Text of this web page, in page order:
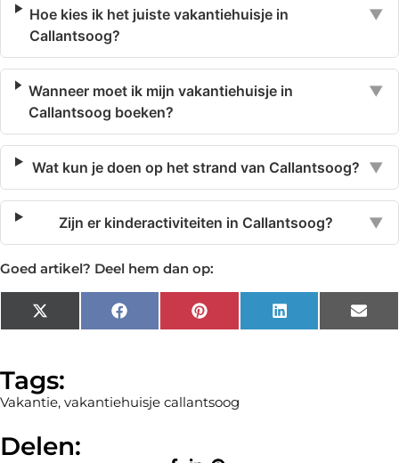
Hoe kies ik het juiste vakantiehuisje in
Callantsoog?
▼
Wanneer moet ik mijn vakantiehuisje in
Callantsoog boeken?
▼
Wat kun je doen op het strand van Callantsoog? ▼
Zijn er kinderactiviteiten in Callantsoog? ▼
Goed artikel? Deel hem dan op:
X
(Twitter)
Facebook Pinterest LinkedIn
Tags:
Vakantie, vakantiehuisje callantsoog
Delen: